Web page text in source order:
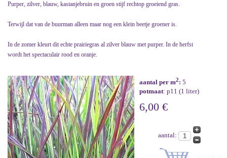
Purper, zilver, blauw, kastanjebruin en groen stijf rechtop groeiend gras.
Terwijl dat van de buurman alleen maar nog een klein beetje groener is.
In de zomer kleurt dit echte prairiegras al zilver blauw met purper. In de herfst
wordt het spectaculair rood en oranje.
aantal per m2: 5
potmaat: p11 (1 liter)
6,00 €
aantal: